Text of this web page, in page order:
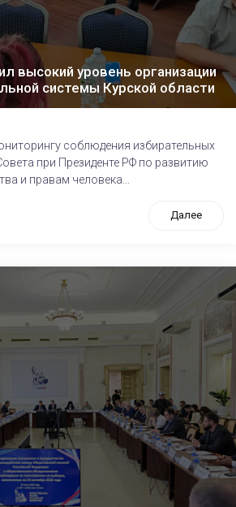
высокий уровень организации
системы Курской области
соблюдения избирательных
при Президенте РФ по развитию
и правам человека...
Далее